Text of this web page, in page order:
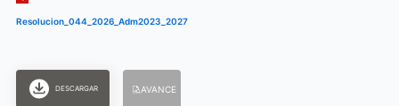
Resolucion_044_2026_Adm2023_2027
DESCARGAR AVANCE